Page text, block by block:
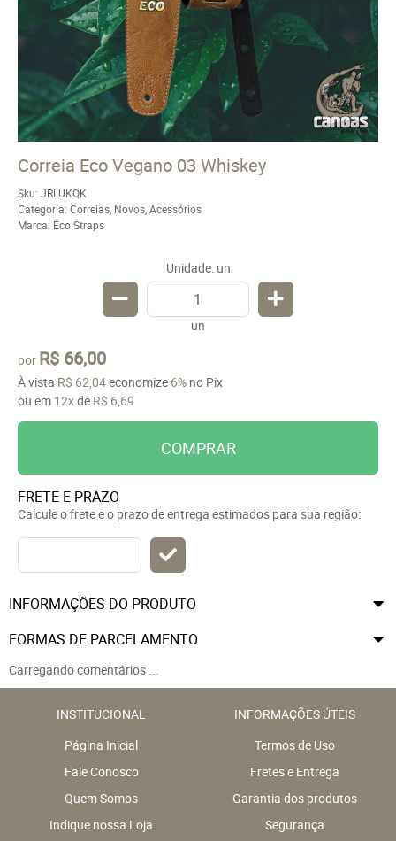
Correia Eco Vegano 03 Whiskey
Sku: JRLUKQK
Categoria: Correias Novos Acessórios
Marca: Eco Straps
Unidade: un
un
por R$ 66,00
À vista R$ 62,04economize 6% no Pix
ou em 12xde R$ 6,69
COMPRAR
FRETE E PRAZO
Calcule o frete e o prazo de entrega estimados para sua região:
INFORMAÇÕES DO PRODUTO
FORMAS DE PARCELAMENTO
Carregando comentários ...
INSTITUCIONAL
Página Inicial
Fale Conosco
Quem Somos
Indique nossa Loja
INFORMAÇÕES ÚTEIS
Termos de Uso
Fretes e Entrega
Garantia dos produtos
Segurança